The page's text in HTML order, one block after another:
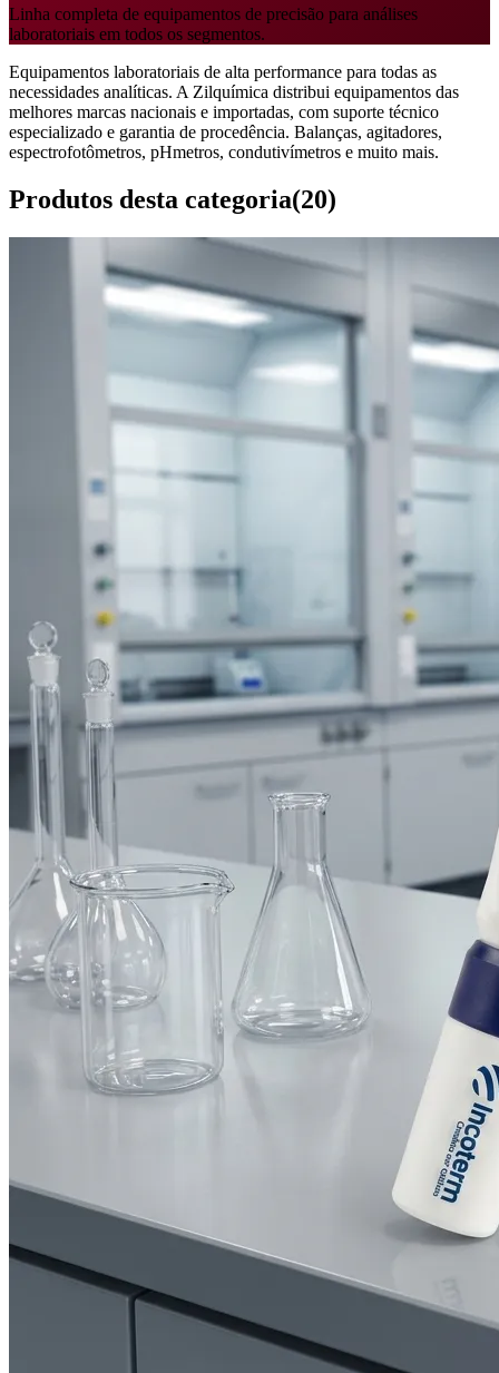
Linha completa de equipamentos de precisão para análises
laboratoriais em todos os segmentos.
Equipamentos laboratoriais de alta performance para todas as
necessidades analíticas. A Zilquímica distribui equipamentos das
melhores marcas nacionais e importadas, com suporte técnico
especializado e garantia de procedência. Balanças, agitadores,
espectrofotômetros, pHmetros, condutivímetros e muito mais.
Produtos desta categoria(20)